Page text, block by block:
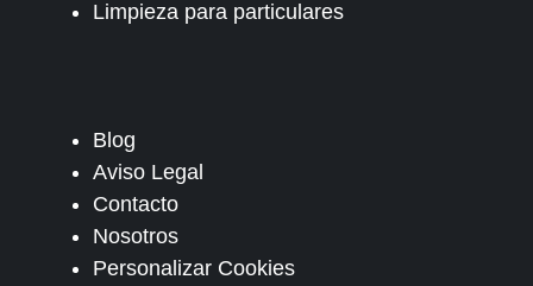
Limpieza para particulares
Blog
Aviso Legal
Contacto
Nosotros
Personalizar Cookies